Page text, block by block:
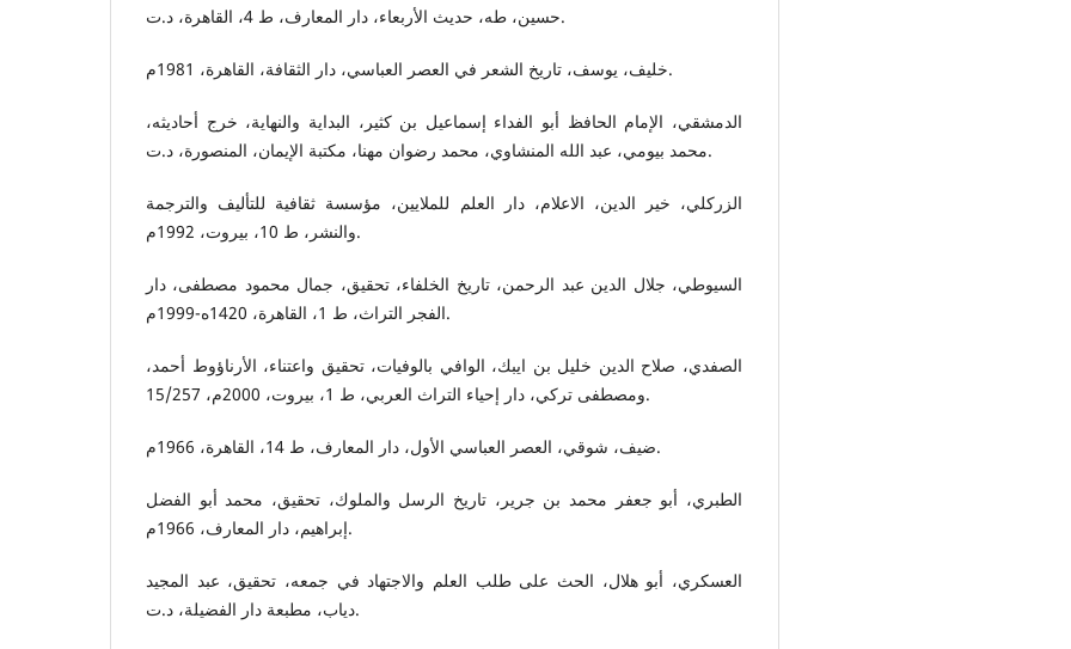
حسين، طه، حديث الأربعاء، دار المعارف، ط 4، القاهرة، د.ت.
خليف، يوسف، تاريخ الشعر في العصر العباسي، دار الثقافة، القاهرة، 1981م.
الدمشقي، الإمام الحافظ أبو الفداء إسماعيل بن كثير، البداية والنهاية، خرج أحاديثه،
محمد بيومي، عبد الله المنشاوي، محمد رضوان مهنا، مكتبة الإيمان، المنصورة، د.ت.
الزركلي، خير الدين، الاعلام، دار العلم للملايين، مؤسسة ثقافية للتأليف والترجمة
والنشر، ط 10، بيروت، 1992م.
السيوطي، جلال الدين عبد الرحمن، تاريخ الخلفاء، تحقيق، جمال محمود مصطفى، دار
الفجر التراث، ط 1، القاهرة، 1420ه-1999م.
الصفدي، صلاح الدين خليل بن ايبك، الوافي بالوفيات، تحقيق واعتناء، الأرناؤوط أحمد،
ومصطفى تركي، دار إحياء التراث العربي، ط 1، بيروت، 2000م، 15/257.
ضيف، شوقي، العصر العباسي الأول، دار المعارف، ط 14، القاهرة، 1966م.
الطبري، أبو جعفر محمد بن جرير، تاريخ الرسل والملوك، تحقيق، محمد أبو الفضل
إبراهيم، دار المعارف، 1966م.
العسكري، أبو هلال، الحث على طلب العلم والاجتهاد في جمعه، تحقيق، عبد المجيد
دياب، مطبعة دار الفضيلة، د.ت.